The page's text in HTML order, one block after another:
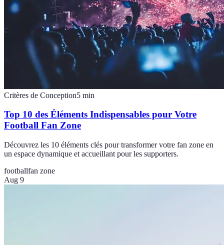
Critères de Conception5 min
Top 10 des Éléments Indispensables pour Votre
Football Fan Zone
Découvrez les 10 éléments clés pour transformer votre fan zone en
un espace dynamique et accueillant pour les supporters.
footballfan zone
Aug 9